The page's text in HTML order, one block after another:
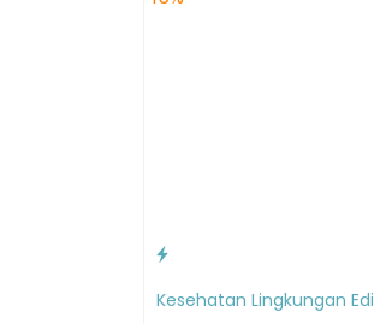
Kesehatan Lingkungan